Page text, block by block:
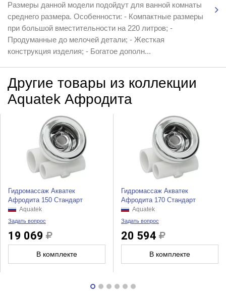
Размеры данной модели подойдут для ванной комнаты
среднего размера. Особенности: - Компактные размеры
при большой вместительности на 220 литров; -
Продуманные до мелочей детали; - Жесткая
конструкция изделия; - Богатое дополн...
Другие товары из коллекции
Aquatek Афродита
Гидромассаж Акватек
Афродита 150 Стандарт
Aquatek
Задать вопрос
19 069
В комплекте
Гидромассаж Акватек
Афродита 170 Стандарт
Aquatek
Задать вопрос
20 594
В комплекте